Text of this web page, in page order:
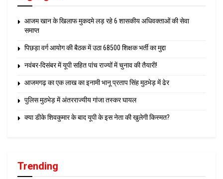
आजम खान के खिलाफ मुकदमे लड़ रहे 6 शासकीय अधिवक्ताओं की सेवा
समाप्त
पिछड़ा वर्ग आयोग की बैठक में उठा 68500 शिक्षक भर्ती का मुद्दा
नवंबर-दिसंबर में यूपी सहित पांच राज्यों में चुनाव की तैयारी!
आजमगढ़ का एक लाख का इनामी भानू प्रताप सिंह मुठभेड़ में ढेर
पुलिस मुठभेड़ में अंतरराज्यीय गांजा तस्कर घायल
क्या डीके शिवकुमार के बाद यूपी के इस नेता की खुलेगी किस्मत?
Trending